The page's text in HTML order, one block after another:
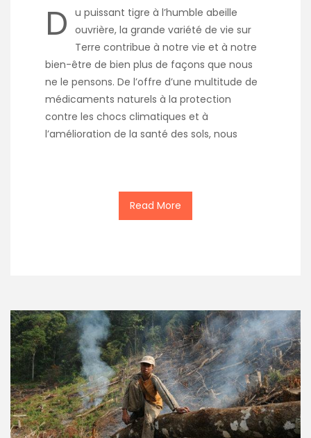
D u puissant tigre à l’humble abeille
ouvrière, la grande variété de vie sur
Terre contribue à notre vie et à notre
bien-être de bien plus de façons que nous
ne le pensons. De l’offre d’une multitude de
médicaments naturels à la protection
contre les chocs climatiques et à
l’amélioration de la santé des sols, nous
Read More